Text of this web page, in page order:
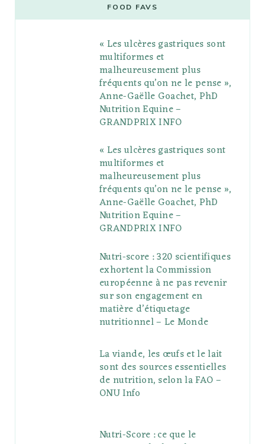
b
t
g
l
e
P
l
s
t
a
g
r
a
m
e
r
e
s
o
l
r
FOOD FAVS
« Les ulcères gastriques sont
multiformes et
malheureusement plus
fréquents qu’on ne le pense »,
Anne-Gaëlle Goachet, PhD
Nutrition Equine –
GRANDPRIX INFO
« Les ulcères gastriques sont
multiformes et
malheureusement plus
fréquents qu’on ne le pense »,
Anne-Gaëlle Goachet, PhD
Nutrition Equine –
GRANDPRIX INFO
Nutri-score : 320 scientifiques
exhortent la Commission
européenne à ne pas revenir
sur son engagement en
matière d’étiquetage
nutritionnel – Le Monde
La viande, les œufs et le lait
sont des sources essentielles
de nutrition, selon la FAO –
ONU Info
Nutri-Score : ce que le